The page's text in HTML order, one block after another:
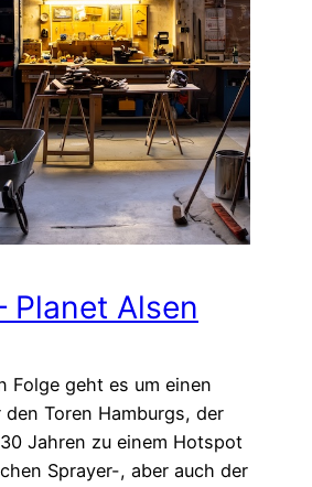
Planet Alsen
Folge geht es um einen
den Toren Hamburgs, der
Jahren zu einem Hotspot
Sprayer-, aber auch der